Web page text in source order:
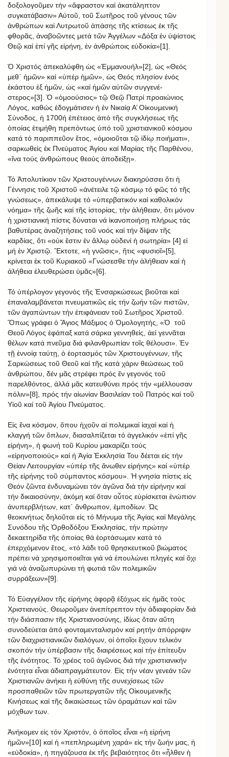
δοξολογοῦμεν τήν «ἄφραστον καί ἀκατάληπτον
συγκατάβασιν» Αὐτοῦ, τοῦ Σωτῆρος τοῦ γένους τῶν
ἀνθρώπων καί Λυτρωτοῦ ἁπάσης τῆς κτίσεως ἐκ τῆς
φθορᾶς, ἀναβοῶντες μετά τῶν Ἀγγέλων «Δόξα ἐν ὑψίστοις
Θεῷ καί ἐπί γῆς εἰρήνη, ἐν ἀνθρώποις εὐδοκία»[1].
Ὁ Χριστός ἀπεκαλύφθη ὡς «Ἐμμανουήλ»[2], ὡς «Θεός
μεθ᾿ ἡμῶν» καί «ὑπέρ ἡμῶν», ὡς Θεός πλησίον ἑνός
ἑκάστου ἐξ ἡμῶν, ὡς «καί ἡμῶν αὐτῶν συγγενέ-
στερος»[3]. Ὁ «ὁμοούσιος» τῷ Θεῷ Πατρί προαιώνιος
Λόγος, καθώς ἐδογμάτισεν ἡ ἐν Νικαίᾳ Α’ Οἰκουμενική
Σύνοδος, ἡ 1700ή ἐπέτειος ἀπό τῆς συγκλήσεως τῆς
ὁποίας ἐτιμήθη πρεπόντως ὑπό τοῦ χριστιανικοῦ κόσμου
κατά τό παριππεῦον ἔτος, «ὁμοιοῦται τῷ ἰδίῳ ποιήματι»,
σαρκωθείς ἐκ Πνεύματος Ἁγίου καί Μαρίας τῆς Παρθένου,
«ἵνα τούς ἀνθρώπους θεούς ἀποδείξῃ».
Τό Ἀπολυτίκιον τῶν Χριστουγέννων διακηρύσσει ὅτι ἡ
Γέννησις τοῦ Χριστοῦ «ἀνέτειλε τῷ κόσμῳ τό φῶς τό τῆς
γνώσεως», ἀπεκάλυψε τό «ὑπερβατικόν καί καθολικόν
νόημα» τῆς ζωῆς καί τῆς ἱστορίας, τήν ἀλήθειαν, ὅτι μόνον
ἡ χριστιανική πίστις δύναται νά ἱκανοποιήσῃ πλήρως τάς
βαθυτέρας ἀναζητήσεις τοῦ νοός καί τήν δίψαν τῆς
καρδίας, ὅτι «οὐκ ἔστιν ἐν ἄλλῳ οὐδενί ἡ σωτηρία» [4] εἰ
μή ἐν Χριστῷ. Ἔκτοτε, «ἡ γνῶσις», ἥτις «φυσιοῖ»[5],
κρίνεται ἐκ τοῦ Κυριακοῦ «Γνώσεσθε τήν ἀλήθειαν καί ἡ
ἀλήθεια ἐλευθερώσει ὑμᾶς»[6].
Τό ὑπέρλογον γεγονός τῆς Ἐνσαρκώσεως βιοῦται καί
ἐπαναλαμβάνεται πνευματικῶς εἰς τήν ζωήν τῶν πιστῶν,
τῶν ἀγαπώντων τήν ἐπιφάνειαν τοῦ Σωτῆρος Χριστοῦ.
Ὅπως γράφει ὁ Ἅγιος Μάξιμος ὁ Ὁμολογητής, «Ὁ τοῦ
Θεοῦ Λόγος ἐφάπαξ κατά σάρκα γεννηθείς, ἀεί γεννᾶται
θέλων κατά πνεῦμα διά φιλανθρωπίαν τοῖς θέλουσι». Ἐν
τῇ ἐννοίᾳ ταύτῃ, ὁ ἑορτασμός τῶν Χριστουγέννων, τῆς
Σαρκώσεως τοῦ Θεοῦ καί τῆς κατά χάριν θεώσεως τοῦ
ἀνθρώπου, δέν μᾶς στρέφει πρός ἕν γεγονός τοῦ
παρελθόντος, ἀλλά μᾶς κατευθύνει πρός τήν «μέλλουσαν
πόλιν»[8], πρός τήν αἰωνίαν Βασιλείαν τοῦ Πατρός καί τοῦ
Υἱοῦ καί τοῦ Ἁγίου Πνεύματος.
Εἰς ἕνα κόσμον, ὅπου ἠχοῦν αἱ πολεμικαί ἰαχαί καί ἡ
κλαγγή τῶν ὅπλων, διασαλπίζεται τό ἀγγελικόν «ἐπί γῆς
εἰρήνη», ἡ φωνή τοῦ Κυρίου μακαρίζει τούς
«εἰρηνοποιούς» καί ἡ Ἁγία Ἐκκλησία Του δέεται εἰς τήν
Θείαν Λειτουργίαν «ὑπέρ τῆς ἄνωθεν εἰρήνης» καί «ὑπέρ
τῆς εἰρήνης τοῦ σύμπαντος κόσμου». Ἡ γνησία πίστις εἰς
Θεόν ζῶντα ἐνδυναμώνει τόν ἀγῶνα διά τήν εἰρήνην καί
τήν δικαιοσύνην, ἀκόμη καί ὅταν οὗτος εὑρίσκεται ἐνώπιον
ἀνυπερβλήτων, κατ᾿ ἄνθρωπον, ἐμποδίων. Ὡς
θεοκινήτως δηλοῦται εἰς τό Μήνυμα τῆς Ἁγίας καί Μεγάλης
Συνόδου τῆς Ὀρθοδόξου Ἐκκλησίας, τήν πρώτην
δεκαετηρίδα τῆς ὁποίας θά ἑορτάσωμεν κατά τό
ἐπερχόμενον ἔτος, «τό λάδι τοῦ θρησκευτικοῦ βιώματος
πρέπει νά χρησιμοποιεῖται γιά νά ἐπουλώνει πληγές καί ὄχι
γιά νά ἀναζωπυρώνει τή φωτιά τῶν πολεμικῶν
συρράξεων»[9].
Τό Εὐαγγέλιον τῆς εἰρήνης ἀφορᾷ ἐξόχως εἰς ἡμᾶς τούς
Χριστιανούς. Θεωροῦμεν ἀνεπίτρεπτον τήν ἀδιαφορίαν διά
τήν διάσπασιν τῆς Χριστιανοσύνης, ἰδίως ὅταν αὕτη
συνοδεύεται ἀπό φονταμενταλισμόν καί ρητήν ἀπόρριψιν
τῶν διαχριστιανικῶν διαλόγων, οἱ ὁποῖοι ἔχουν τελικόν
σκοπόν τήν ὑπέρβασιν τῆς διαιρέσεως καί τήν ἐπίτευξιν
τῆς ἑνότητος. Τό χρέος τοῦ ἀγῶνος διά τήν χριστιανικήν
ἑνότητα εἶναι ἀδιαπραγμάτευτον. Εἰς τήν νέαν γενεάν τῶν
Χριστιανῶν ἀνήκει ἡ εὐθύνη τῆς συνεχίσεως τῶν
προσπαθειῶν τῶν πρωτεργατῶν τῆς Οἰκουμενικῆς
Κινήσεως καί τῆς δικαιώσεως τῶν ὁραμάτων καί τῶν
μόχθων των.
Ἀνήκομεν εἰς τόν Χριστόν, ὁ ὁποῖος εἶναι «ἡ εἰρήνη
ἡμῶν»[10] καί ἡ «πεπληρωμένη χαρά» εἰς τήν ζωήν μας, ἡ
«εὐδοκία», ἡ πηγάζουσα ἐκ τῆς βεβαιότητος ὅτι «ἦλθεν ἡ